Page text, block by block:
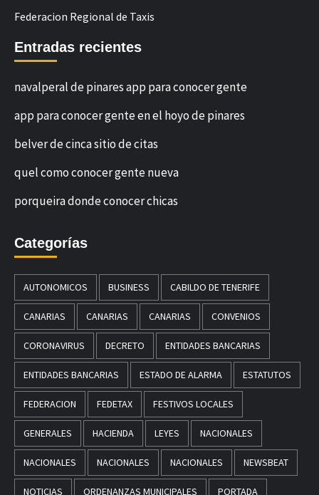
Federacion Regional de Taxis
Entradas recientes
navalperal de pinares app para conocer gente
app para conocer gente en el hoyo de pinares
belver de cinca sitio de citas
quel como conocer gente nueva
porqueira donde conocer chicas
Categorías
AUTONOMICOS BUSINESS CABILDO DE TENERIFE
CANARIAS CANARIAS CANARIAS CONVENIOS
CORONAVIRUS DECRETO ENTIDADES BANCARIAS
ENTIDADES BANCARIAS ESTADO DE ALARMA ESTATUTOS
FEDERACION FEDETAX FESTIVOS LOCALES
GENERALES HACIENDA LEYES NACIONALES
NACIONALES NACIONALES NACIONALES NEWSBEAT
NOTICIAS ORDENANZAS MUNICIPALES PORTADA